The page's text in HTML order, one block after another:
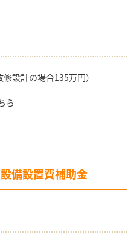
設計の場合135万円）
ら
備設置費補助金